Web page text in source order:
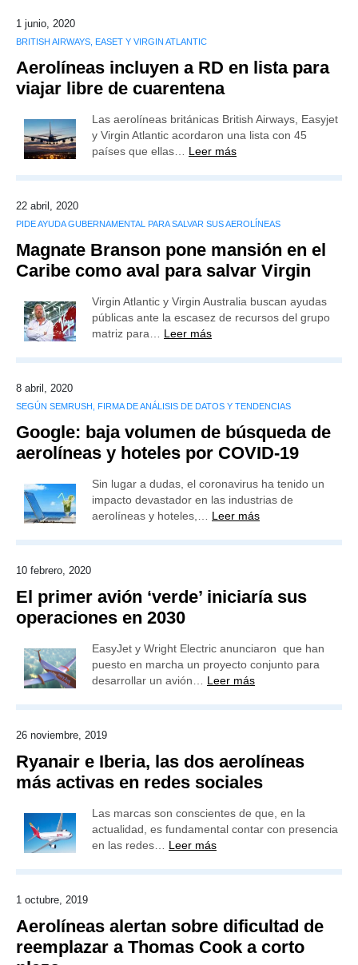
1 junio, 2020
BRITISH AIRWAYS, EASET Y VIRGIN ATLANTIC
Aerolíneas incluyen a RD en lista para
viajar libre de cuarentena
Las aerolíneas británicas British Airways, Easyjet
y Virgin Atlantic acordaron una lista con 45
países que ellas… Leer más
22 abril, 2020
PIDE AYUDA GUBERNAMENTAL PARA SALVAR SUS AEROLÍNEAS
Magnate Branson pone mansión en el
Caribe como aval para salvar Virgin
Virgin Atlantic y Virgin Australia buscan ayudas
públicas ante la escasez de recursos del grupo
matriz para… Leer más
8 abril, 2020
SEGÚN SEMRUSH, FIRMA DE ANÁLISIS DE DATOS Y TENDENCIAS
Google: baja volumen de búsqueda de
aerolíneas y hoteles por COVID-19
Sin lugar a dudas, el coronavirus ha tenido un
impacto devastador en las industrias de
aerolíneas y hoteles,… Leer más
10 febrero, 2020
El primer avión ‘verde’ iniciaría sus
operaciones en 2030
EasyJet y Wright Electric anunciaron que han
puesto en marcha un proyecto conjunto para
desarrollar un avión… Leer más
26 noviembre, 2019
Ryanair e Iberia, las dos aerolíneas
más activas en redes sociales
Las marcas son conscientes de que, en la
actualidad, es fundamental contar con presencia
en las redes… Leer más
1 octubre, 2019
Aerolíneas alertan sobre dificultad de
reemplazar a Thomas Cook a corto